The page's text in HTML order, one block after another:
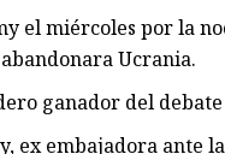
el miércoles por la
Ucrania.
ganador del debate
embajadora ante